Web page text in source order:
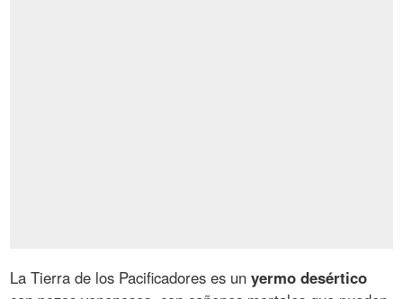
La Tierra de los Pacificadores es unyermo desértico